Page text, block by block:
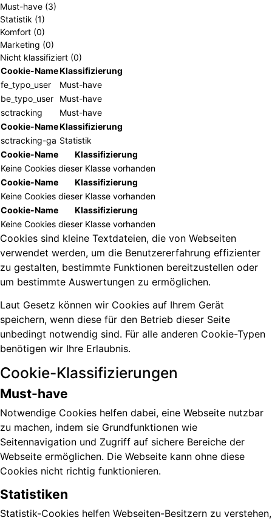
Must-have (3)
Statistik (1)
Komfort (0)
Marketing (0)
Nicht klassifiziert (0)
Cookie-NameKlassifizierung
fe_typo_user
Must-have
be_typo_user
Must-have
sctracking
Must-have
Cookie-NameKlassifizierung
sctracking-ga Statistik
Cookie-Name
Klassifizierung
Keine Cookies dieser Klasse vorhanden
Cookie-Name
Klassifizierung
Keine Cookies dieser Klasse vorhanden
Cookie-Name
Klassifizierung
Keine Cookies dieser Klasse vorhanden
Cookies sind kleine Textdateien, die von Webseiten
verwendet werden, um die Benutzererfahrung effizienter
zu gestalten, bestimmte Funktionen bereitzustellen oder
um bestimmte Auswertungen zu ermöglichen.
Laut Gesetz können wir Cookies auf Ihrem Gerät
speichern, wenn diese für den Betrieb dieser Seite
unbedingt notwendig sind. Für alle anderen Cookie-Typen
benötigen wir Ihre Erlaubnis.
Cookie-Klassifizierungen
Must-have
Notwendige Cookies helfen dabei, eine Webseite nutzbar
zu machen, indem sie Grundfunktionen wie
Seitennavigation und Zugriff auf sichere Bereiche der
Webseite ermöglichen. Die Webseite kann ohne diese
Cookies nicht richtig funktionieren.
Statistiken
Statistik-Cookies helfen Webseiten-Besitzern zu verstehen,